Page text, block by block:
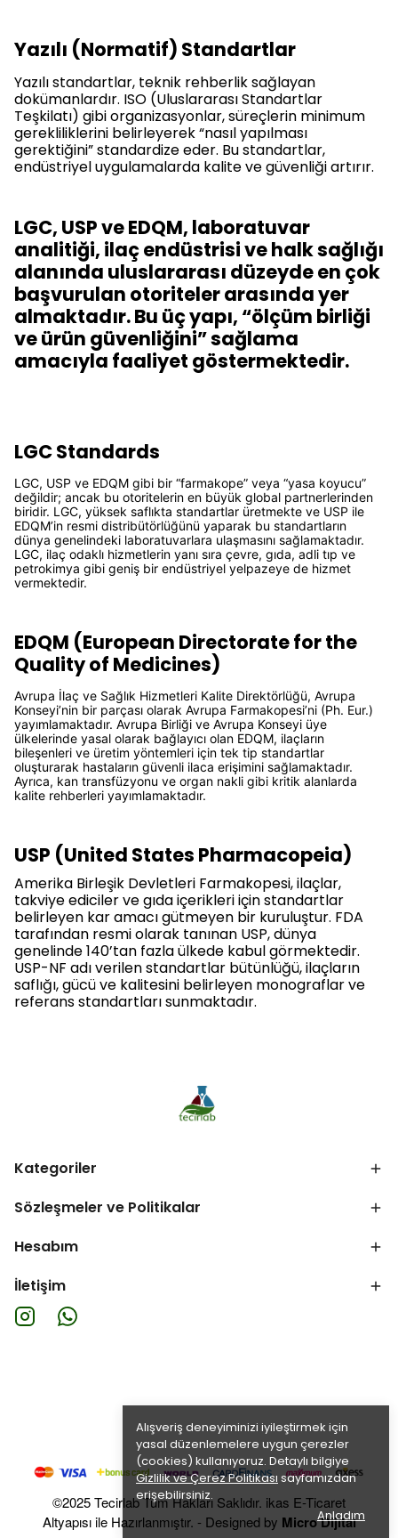
Alışveriş deneyiminizi iyileştirmek için
yasal düzenlemelere uygun çerezler
(cookies) kullanıyoruz. Detaylı bilgiye
Gizlilik ve Çerez Politikası sayfamızdan
erişebilirsiniz.
Anladım
Yazılı (Normatif) Standartlar
Yazılı standartlar, teknik rehberlik sağlayan
dokümanlardır. ISO (Uluslararası Standartlar
Teşkilatı) gibi organizasyonlar, süreçlerin minimum
gerekliliklerini belirleyerek “nasıl yapılması
gerektiğini” standardize eder. Bu standartlar,
endüstriyel uygulamalarda kalite ve güvenliği artırır.
LGC, USP ve EDQM, laboratuvar
analitiği, ilaç endüstrisi ve halk sağlığı
alanında uluslararası düzeyde en çok
başvurulan otoriteler arasında yer
almaktadır. Bu üç yapı, “ölçüm birliği
ve ürün güvenliğini” sağlama
amacıyla faaliyet göstermektedir.
LGC Standards
LGC, USP ve EDQM gibi bir “farmakope” veya “yasa koyucu”
değildir; ancak bu otoritelerin en büyük global partnerlerinden
biridir. LGC, yüksek saflıkta standartlar üretmekte ve USP ile
EDQM’in resmi distribütörlüğünü yaparak bu standartların
dünya genelindeki laboratuvarlara ulaşmasını sağlamaktadır.
LGC, ilaç odaklı hizmetlerin yanı sıra çevre, gıda, adli tıp ve
petrokimya gibi geniş bir endüstriyel yelpazeye de hizmet
vermektedir.
EDQM (European Directorate for the
Quality of Medicines)
Avrupa İlaç ve Sağlık Hizmetleri Kalite Direktörlüğü, Avrupa
Konseyi’nin bir parçası olarak Avrupa Farmakopesi’ni (Ph. Eur.)
yayımlamaktadır. Avrupa Birliği ve Avrupa Konseyi üye
ülkelerinde yasal olarak bağlayıcı olan EDQM, ilaçların
bileşenleri ve üretim yöntemleri için tek tip standartlar
oluşturarak hastaların güvenli ilaca erişimini sağlamaktadır.
Ayrıca, kan transfüzyonu ve organ nakli gibi kritik alanlarda
kalite rehberleri yayımlamaktadır.
USP (United States Pharmacopeia)
Amerika Birleşik Devletleri Farmakopesi, ilaçlar,
takviye ediciler ve gıda içerikleri için standartlar
belirleyen kar amacı gütmeyen bir kuruluştur. FDA
tarafından resmi olarak tanınan USP, dünya
genelinde 140’tan fazla ülkede kabul görmektedir.
USP-NF adı verilen standartlar bütünlüğü, ilaçların
saflığı, gücü ve kalitesini belirleyen monograflar ve
referans standartları sunmaktadır.
Kategoriler
Sözleşmeler ve Politikalar
Hesabım
İletişim
©2025 Tecirlab Tüm Hakları Saklıdır. ikas E-Ticaret
Altyapısı ile Hazırlanmıştır. - Designed by Micro Dijital